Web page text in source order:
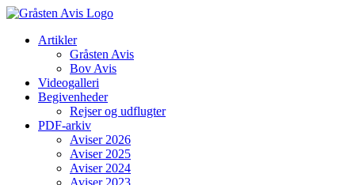
Skip
contentArtikler
Gråsten Avis
Bov Avis
Videogalleri
Begivenheder
Rejser og udflugter
PDF-arkiv
Aviser 2026
Aviser 2025
Aviser 2024
Aviser 2023